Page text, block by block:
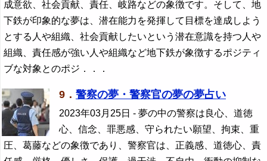
成意欲、社会貢献、責任、岐路などの象徴です。そして、地
下鉄が印象的な夢は、潜在能力を発揮して目標を達成しよう
とする人や組織、社会貢献したいという潜在意識を持つ人や
組織、責任感が強い人や組織など地下鉄が象徴するポジティ
ブな対象とのポジ．．．
9． 警察の夢・警察官の夢の夢占い
2023年03月25日 - 夢の中の警察は良心、道徳
心、信念、罪悪感、守られたい願望、拘束、重
圧、葛藤などの象徴であり、警察官は、正義感、道徳心、責